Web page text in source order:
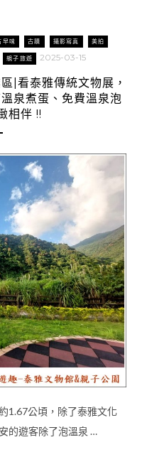
早味 古蹟 攝影寫真 美拍
親子旅遊 2025-03-15
|看泰雅傳統文物展，
泉煮蛋、免費溫泉泡
相伴 !!
1.67公頃，除了泰雅文化
的遊客除了泡溫泉 …